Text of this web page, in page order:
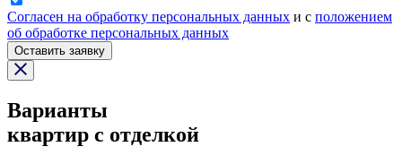
Согласен на обработку персональных данных и с положением
об обработке персональных данных
Оставить заявку
Варианты
квартир с отделкой